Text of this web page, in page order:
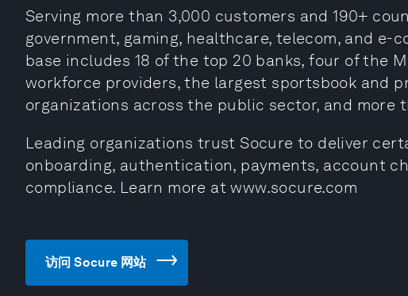
Serving more than 3,000 customers and 190+
government, gaming, healthcare, telecom, and e-
base includes 18 of the top 20 banks, four of the
workforce providers, the largest sportsbook and
organizations across the public sector, and more
Leading organizations trust Socure to deliver
onboarding, authentication, payments, account
compliance. Learn more at www.socure.com
访问 Socure 网站